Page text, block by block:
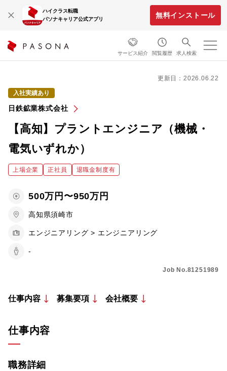
ハイクラス転職
パソナキャリア公式アプリ
無料インストール
サービス紹介 閲覧履歴 求人検索
更新日：2026.06.22
入社実績あり
日鉄鉱業株式会社
【高知】プラントエンジニア（機械・
電気いずれか）
上場企業 正社員 退職金制度有
500万円〜950万円
高知県須崎市
エンジニアリング > エンジニアリング
-
Job No.81251989
仕事内容 募集要項 会社概要
仕事内容
職務詳細